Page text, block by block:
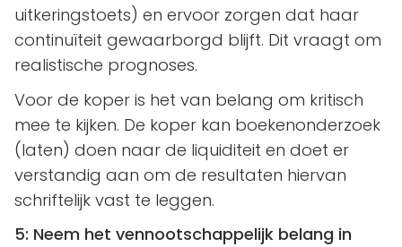
uitkeringstoets) en ervoor zorgen dat haar
continuïteit gewaarborgd blijft. Dit vraagt om
realistische prognoses.
Voor de koper is het van belang om kritisch
mee te kijken. De koper kan boekenonderzoek
(laten) doen naar de liquiditeit en doet er
verstandig aan om de resultaten hiervan
schriftelijk vast te leggen.
5: Neem het vennootschappelijk belang in